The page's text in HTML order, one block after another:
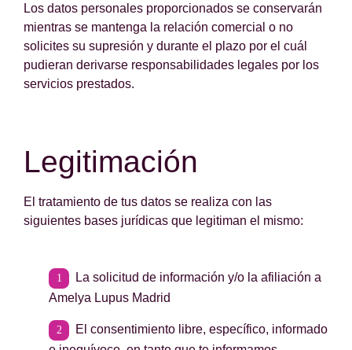
Los datos personales proporcionados se conservarán
mientras se mantenga la relación comercial o no
solicites su supresión y durante el plazo por el cuál
pudieran derivarse responsabilidades legales por los
servicios prestados.
Legitimación
El tratamiento de tus datos se realiza con las
siguientes bases jurídicas que legitiman el mismo:
La solicitud de información y/o la afiliación a
Amelya Lupus Madrid
El consentimiento libre, específico, informado